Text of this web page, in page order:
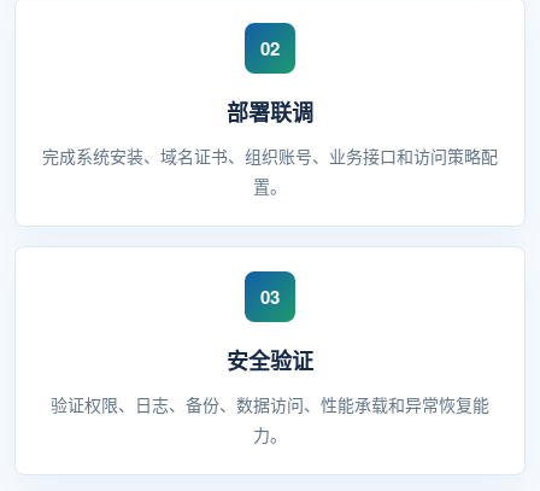
部署联调
完成系统安装、域名证书、组织账号、业务接口和访问策略配
置。
安全验证
验证权限、日志、备份、数据访问、性能承载和异常恢复能
力。